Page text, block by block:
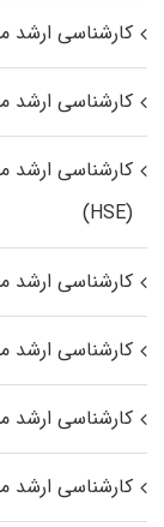
کارشناسی
کارشناسی ارشد
کارشناسی
(HSE)
کارشناسی ارشد
کارشناسی
کارشناسی
کارشناسی ارشد